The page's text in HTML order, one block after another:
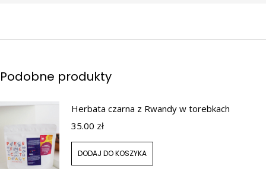
Podobne produkty
Herbata czarna z Rwandy w torebkach
35.00 zł
DODAJ DO KOSZYKA